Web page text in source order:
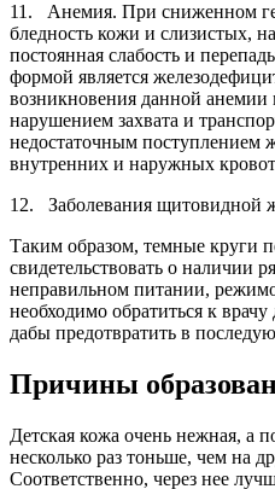
11. Анемия. При сниженном
бледность кожи и слизистых,
постоянная слабость и
формой является
возникновения данной анемии
нарушением захвата и
недостаточным поступлением
внутренних и наружных
12. Заболевания щитовидной
Таким образом, темные круги
свидетельствовать о наличии
неправильном питании,
необходимо обратиться к
дабы предотвратить в
Причины
Детская кожа очень нежная, а
несколько раз тоньше, чем на
Соответственно, через нее